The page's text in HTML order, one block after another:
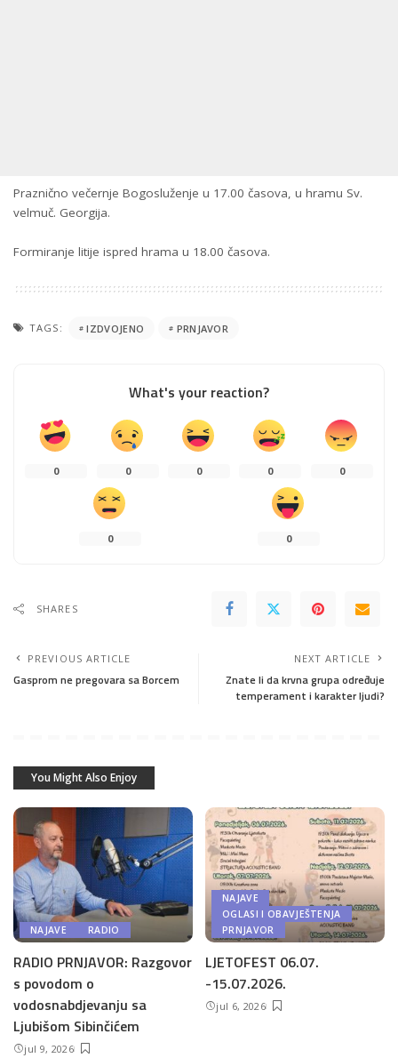
Praznično večernje Bogosluženje u 17.00 časova, u hramu Sv.
velmuč. Georgija.
Formiranje litije ispred hrama u 18.00 časova.
TAGS: IZDVOJENO PRNJAVOR
What's your reaction?
0 0 0 0 0
0 0
SHARES
PREVIOUS ARTICLE
Gasprom ne pregovara sa Borcem
NEXT ARTICLE
Znate li da krvna grupa određuje
temperament i karakter ljudi?
You Might Also Enjoy
NAJAVE RADIO
RADIO PRNJAVOR: Razgovor
s povodom o
vodosnabdjevanju sa
Ljubišom Sibinčićem
jul 9, 2026
NAJAVE
OGLASI I OBAVJEŠTENJA
PRNJAVOR
LJETOFEST 06.07.
-15.07.2026.
jul 6, 2026